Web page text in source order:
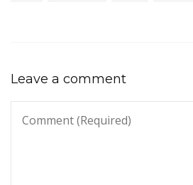
Leave a comment